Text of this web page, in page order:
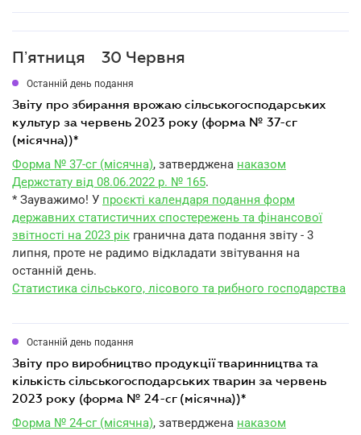
Пʼятниця 30 Червня
Останній день подання
звіту про збирання врожаю сільськогосподарських
культур за червень 2023 року (форма № 37-сг
(місячна))*
Форма № 37-сг (місячна), затверджена наказом
Держстату від 08.06.2022 р. № 165.
* Зауважимо! У проєкті календаря подання форм
державних статистичних спостережень та фінансової
звітності на 2023 рік гранична дата подання звіту - 3
липня, проте не радимо відкладати звітування на
останній день.
Статистика сільського, лісового та рибного господарства
Останній день подання
звіту про виробництво продукції тваринництва та
кількість сільськогосподарських тварин за червень
2023 року (форма № 24-сг (місячна))*
Форма № 24-сг (місячна), затверджена наказом